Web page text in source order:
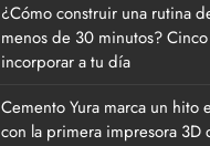
¿Cómo construir una rutina
menos de 30 minutos?
incorporar a tu día
Cemento Yura marca un hito
con la primera impresora 3D